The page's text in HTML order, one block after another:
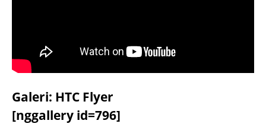
Galeri: HTC Flyer
[nggallery id=796]